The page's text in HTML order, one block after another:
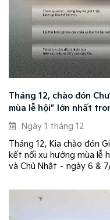
Tháng 12, chào đón
mùa lễ hội” lớn nhất
Ngày 1 tháng 12
Tháng 12, Kia chào đón
kết nối xu hướng mùa lễ
và Chủ Nhật – ngày 6 &